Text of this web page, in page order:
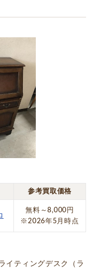
参考買取価格
無料～8,000円
※2026年5月時点
イティングデスク（ラ